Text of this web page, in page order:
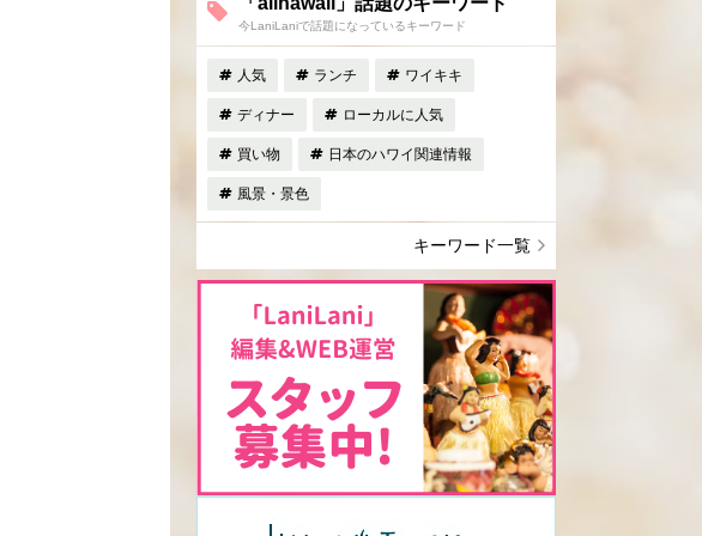
今LaniLaniで話題になっているキーワード
人気 ランチ ワイキキ
ディナー ローカルに人気
買い物 日本のハワイ関連情報
風景・景色
キーワード一覧